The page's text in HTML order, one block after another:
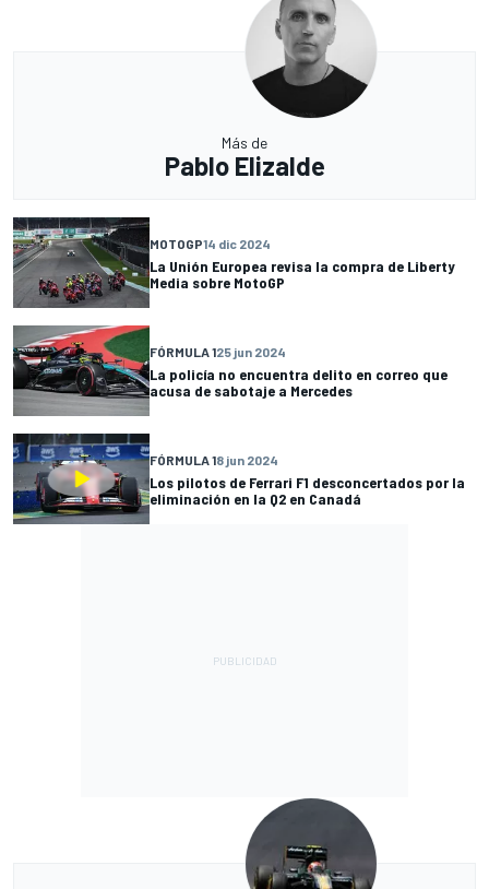
Más de
Pablo Elizalde
MOTOGP14 dic 2024
La Unión Europea revisa la compra de Liberty
Media sobre MotoGP
FÓRMULA 125 jun 2024
La policía no encuentra delito en correo que
acusa de sabotaje a Mercedes
FÓRMULA 18 jun 2024
Los pilotos de Ferrari F1 desconcertados por la
eliminación en la Q2 en Canadá